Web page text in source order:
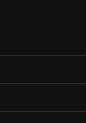
soundcore?